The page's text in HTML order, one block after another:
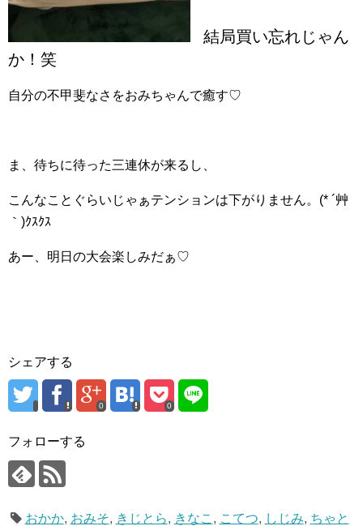
結局買い忘れじゃん
か！笑
自分の不甲斐なさをおみちゃんで癒す♡
ま、待ちに待った三連休が来るし、
こんなことぐらいじゃぁテンションは下がりません。(* ´艸
｀)ｸｽｸｽ
あー、明日の大会楽しみだぁ♡
シェアする
0 0
フォローする
おかか, おみそ, きじとら, きなこ , こてつ, しじみ, ちゃと